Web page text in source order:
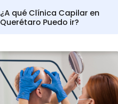
¿A qué Clínica Capilar en
Querétaro Puedo ir?